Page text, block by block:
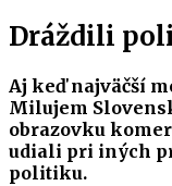
Dráždili
Aj keď najväčší
Milujem
obrazovku
udiali pri iných
politiku.